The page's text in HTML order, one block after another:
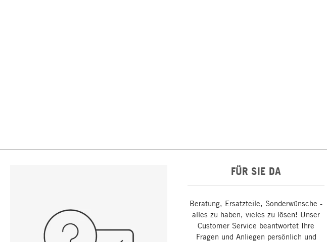
FÜR SIE DA
Beratung, Ersatzteile, Sonderwünsche -
alles zu haben, vieles zu lösen! Unser
Customer Service beantwortet Ihre
Fragen und Anliegen persönlich und